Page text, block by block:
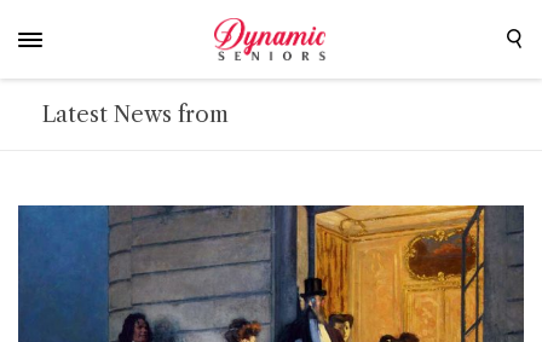
Latest News from